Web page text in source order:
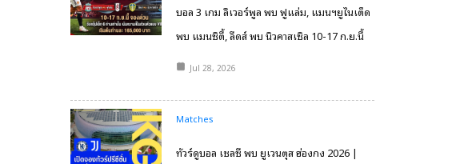
บอล 3 เกม ลิเวอร์พูล พบ ฟูแล่ม, แมนฯยูไนเต็ด
พบ แมนซิตี้, ลีดส์ พบ นิวคาสเซิล 10-17 ก.ย.นี้
Jul 28, 2026
Matches
ทัวร์ดูบอล เชลซี พบ ยูเวนตุส ฮ่องกง 2026 |